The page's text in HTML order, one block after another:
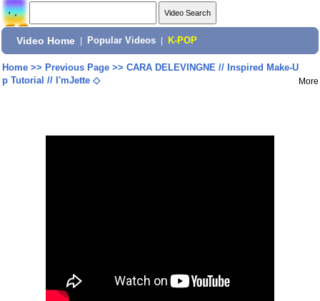
Video Home Popular Videos K-POP
Home>> Previous Page>> CARA DELEVINGNE // Inspired Make-U
p Tutorial // I'mJette ◇
More